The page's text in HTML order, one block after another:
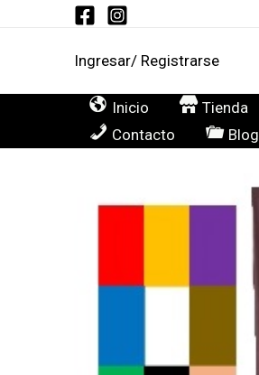
Ingresar/ Registrarse
Inicio Tienda
Contacto
Blog